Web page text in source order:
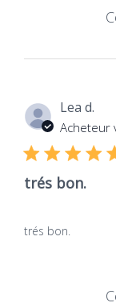
Lea d.
Acheteur
trés bon.
trés bon.